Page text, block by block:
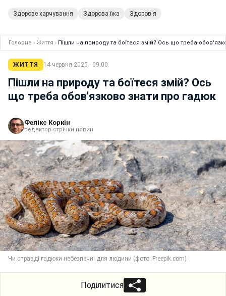
Здорове харчування Здорова їжа Здоров'я
Головна › Життя › Пішли на природу та боїтеся змій? Ось що треба
ЖИТТЯ 14 червня 2025 · 09:00
Пішли на природу та боїтеся змій? Ось
що треба обов'язково знати про гадюк
Фелікс Коркін
редактор стрічки новин
Чи справді гадюки небезпечні для людини (фото: Freepik.com)
Поділитися